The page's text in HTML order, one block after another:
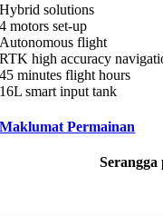
Hybrid solutions
4 motors set-up
Autonomous flight
RTK high accuracy
45 minutes flight hours
16L smart input tank
Maklumat Permainan